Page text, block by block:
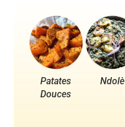
Patates
Douces
Ndolè